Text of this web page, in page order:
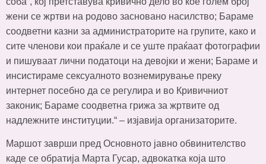
жени се жртви на родово засновано насилство; Бараме
соодветни казни за администраторите на групите, како и
сите членови кои праќале и се уште праќаат фотографии
и пишуваат лични податоци на девојки и жени; Бараме и
инсистираме сексуалното вознемирување преку
интернет посебно да се регулира и во Кривичниот
законик; Бараме соодветна грижа за жртвите од
надлежните институции.“ – изјавија организаторите.
Маршот заврши пред Основното јавно обвинителство
каде се обратија Марта Гусар, адвокатка која што